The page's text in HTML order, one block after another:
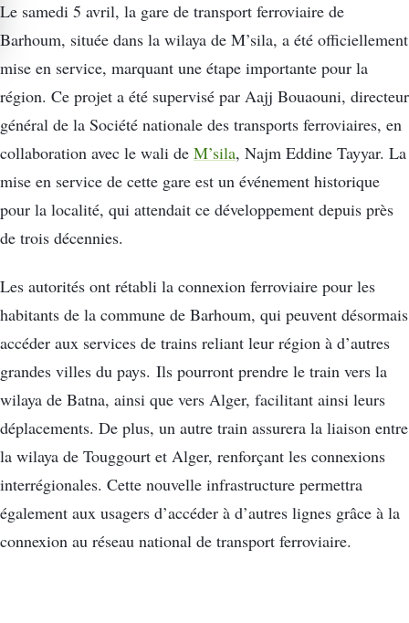
Le samedi 5 avril, la gare de transport ferroviaire de
Barhoum, située dans la wilaya de M’sila, a été officiellement
mise en service, marquant une étape importante pour la
région. Ce projet a été supervisé par Aajj Bouaouni, directeur
général de la Société nationale des transports ferroviaires, en
collaboration avec le wali de M’sila, Najm Eddine Tayyar. La
mise en service de cette gare est un événement historique
pour la localité, qui attendait ce développement depuis près
de trois décennies.
Les autorités ont rétabli la connexion ferroviaire pour les
habitants de la commune de Barhoum, qui peuvent désormais
accéder aux services de trains reliant leur région à d’autres
grandes villes du pays. Ils pourront prendre le train vers la
wilaya de Batna, ainsi que vers Alger, facilitant ainsi leurs
déplacements. De plus, un autre train assurera la liaison entre
la wilaya de Touggourt et Alger, renforçant les connexions
interrégionales. Cette nouvelle infrastructure permettra
également aux usagers d’accéder à d’autres lignes grâce à la
connexion au réseau national de transport ferroviaire.